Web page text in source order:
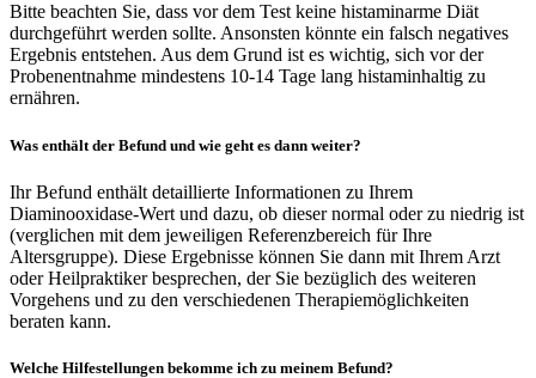
Bitte beachten Sie, dass vor dem Test keine histaminarme Diät
durchgeführt werden sollte. Ansonsten könnte ein falsch negatives
Ergebnis entstehen. Aus dem Grund ist es wichtig, sich vor der
Probenentnahme mindestens 10-14 Tage lang histaminhaltig zu
ernähren.
Was enthält der Befund und wie geht es dann weiter?
Ihr Befund enthält detaillierte Informationen zu Ihrem
Diaminooxidase-Wert und dazu, ob dieser normal oder zu niedrig ist
(verglichen mit dem jeweiligen Referenzbereich für Ihre
Altersgruppe). Diese Ergebnisse können Sie dann mit Ihrem Arzt
oder Heilpraktiker besprechen, der Sie bezüglich des weiteren
Vorgehens und zu den verschiedenen Therapiemöglichkeiten
beraten kann.
Welche Hilfestellungen bekomme ich zu meinem Befund?